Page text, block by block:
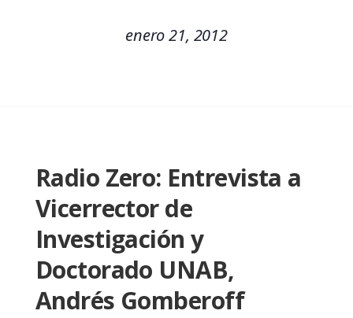
enero 21, 2012
Radio Zero: Entrevista a
Vicerrector de
Investigación y
Doctorado UNAB,
Andrés Gomberoff